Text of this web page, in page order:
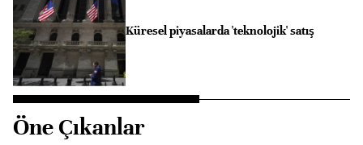
Küresel piyasalarda 'teknolojik' satış
Öne Çıkanlar